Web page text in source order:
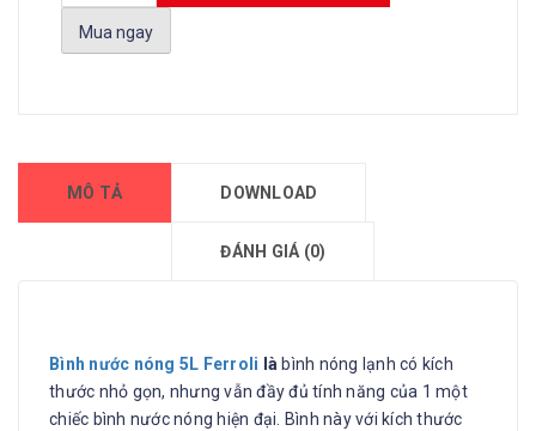
Mua ngay
MÔ TẢ DOWNLOAD
ĐÁNH GIÁ (0)
Bình nước nóng 5L Ferroli là bình nóng lạnh có kích
thước nhỏ gọn, nhưng vẫn đầy đủ tính năng của 1 một
chiếc bình nước nóng hiện đại. Bình này với kích thước